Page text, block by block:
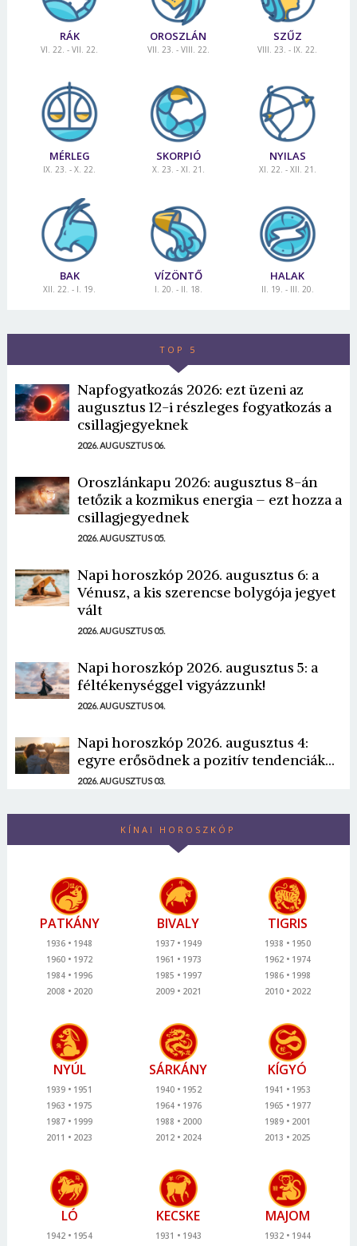
RÁK
VI. 22. - VII. 22.
OROSZLÁN
VII. 23. - VIII. 22.
SZŰZ
VIII. 23. - IX. 22.
MÉRLEG
IX. 23. - X. 22.
SKORPIÓ
X. 23. - XI. 21.
NYILAS
XI. 22. - XII. 21.
BAK
XII. 22. - I. 19.
VÍZÖNTŐ
I. 20. - II. 18.
HALAK
II. 19. - III. 20.
TOP 5
Napfogyatkozás 2026: ezt üzeni az
augusztus 12-i részleges fogyatkozás a
csillagjegyeknek
2026. AUGUSZTUS 06.
Oroszlánkapu 2026: augusztus 8-án
tetőzik a kozmikus energia – ezt hozza a
csillagjegyednek
2026. AUGUSZTUS 05.
Napi horoszkóp 2026. augusztus 6: a
Vénusz, a kis szerencse bolygója jegyet
vált
2026. AUGUSZTUS 05.
Napi horoszkóp 2026. augusztus 5: a
féltékenységgel vigyázzunk!
2026. AUGUSZTUS 04.
Napi horoszkóp 2026. augusztus 4:
egyre erősödnek a pozitív tendenciák...
2026. AUGUSZTUS 03.
KÍNAI HOROSZKÓP
PATKÁNY
1936
1948
1960
1972
1984
1996
2008
2020
BIVALY
1937
1949
1961
1973
1985
1997
2009
2021
TIGRIS
1938
1950
1962
1974
1986
1998
2010
2022
NYÚL
1939
1951
1963
1975
1987
1999
2011
2023
SÁRKÁNY
1940
1952
1964
1976
1988
2000
2012
2024
KÍGYÓ
1941
1953
1965
1977
1989
2001
2013
2025
LÓ
1942 1954
KECSKE
1931 1943
MAJOM
1932 1944